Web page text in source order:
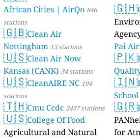
African Cities | AirQo 846
stations
🇬🇧Clean Air
Nottingham 13 stations
🇺🇸Clean Air Now
Kansas (CANK) 34 stations
🇺🇸CleanAIRE NC 194
stations
🇹🇭Cmu Ccdc 3437 stations
🇺🇸College Of Food
Agricultural and Natural
🇬🇭
Pai Air
🇵🇰
🇮🇳
School
🇬🇷
for